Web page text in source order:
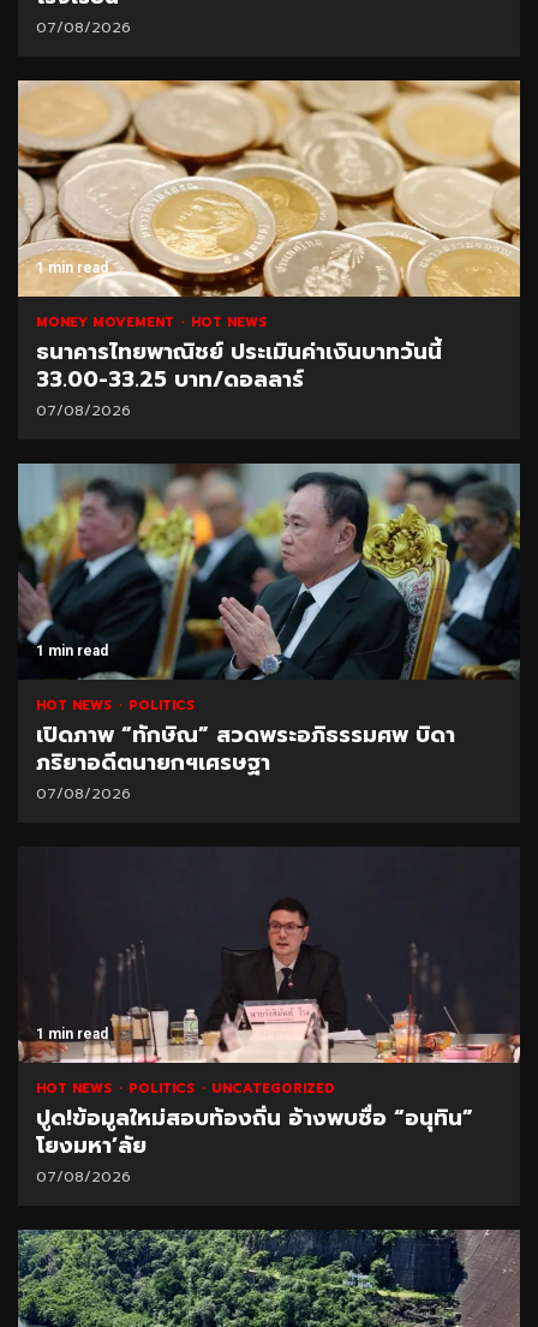
07/08/2026
1 min read
MONEY MOVEMENT HOT NEWS
ธนาคารไทยพาณิชย์ ประเมินค่าเงินบาทวันนี้
33.00-33.25 บาท/ดอลลาร์
07/08/2026
1 min read
HOT NEWS POLITICS
เปิดภาพ “ทักษิณ” สวดพระอภิธรรมศพ บิดา
ภริยาอดีตนายกฯเศรษฐา
07/08/2026
1 min read
HOT NEWS POLITICS UNCATEGORIZED
ปูด!ข้อมูลใหม่สอบท้องถิ่น อ้างพบชื่อ “อนุทิน”
โยงมหา’ลัย
07/08/2026